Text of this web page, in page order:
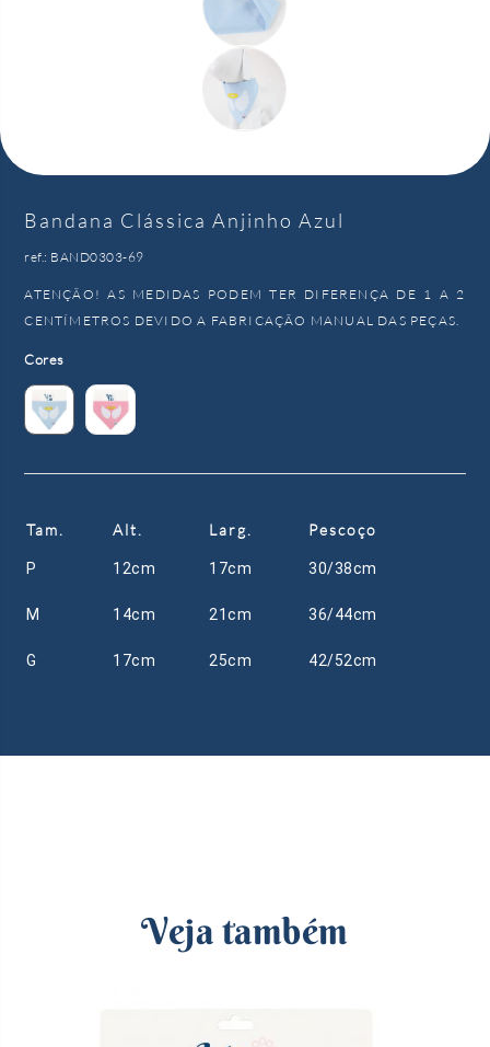
Bandana Clássica Anjinho Azul
ref.: BAND0303-69
ATENÇÃO! AS MEDIDAS PODEM TER DIFERENÇA DE 1 A 2
CENTÍMETROS DEVIDO A FABRICAÇÃO MANUAL DAS PEÇAS.
Cores
Tam. Alt. Larg. Pescoço
P 12cm 17cm 30/38cm
M 14cm 21cm 36/44cm
G 17cm 25cm 42/52cm
Veja também